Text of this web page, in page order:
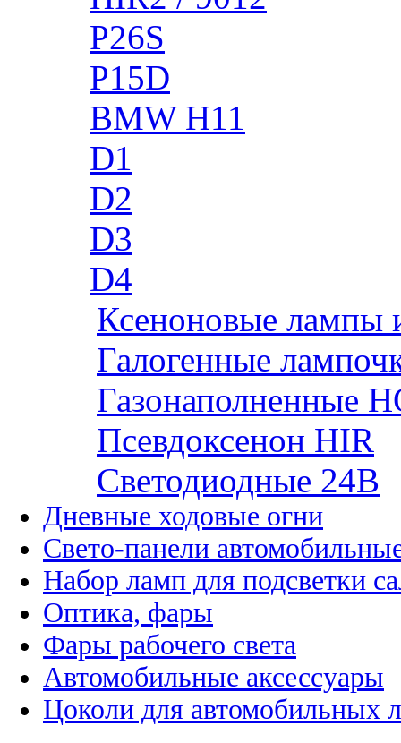
P26S
P15D
BMW H11
D1
D2
D3
D4
Ксеноновые лампы
Галогенные
Газонаполненные
Псевдоксенон HIR
Cветодиодные 24B
Дневные ходовые огни
Свето-панели
Набор ламп для подсветки
Оптика, фары
Фары рабочего света
Автомобильные аксессуары
Цоколи для автомобильных